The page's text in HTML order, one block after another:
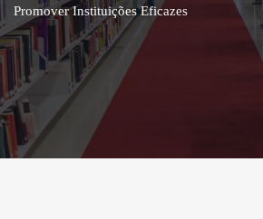
Promover Instituições Eficazes